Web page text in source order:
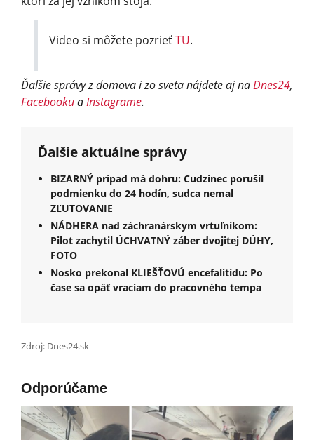
Video si môžete pozrieťTU.
Ďalšie správy z domova i zo sveta nájdete aj naDnes24,
FacebookuaInstagrame.
Ďalšie aktuálne správy
BIZARNÝ prípad má dohru: Cudzinec porušil
podmienku do 24 hodín, sudca nemal
ZĽUTOVANIE
NÁDHERA nad záchranárskym vrtuľníkom:
Pilot zachytil ÚCHVATNÝ záber dvojitej DÚHY,
FOTO
Nosko prekonal KLIEŠŤOVÚ encefalitídu: Po
čase sa opäť vraciam do pracovného tempa
Zdroj: Dnes24.sk
Odporúčame